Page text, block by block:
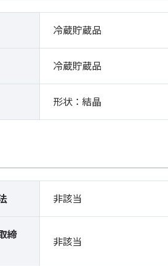
冷蔵貯蔵品
冷蔵貯蔵品
形状：結晶
非該当
締
非該当